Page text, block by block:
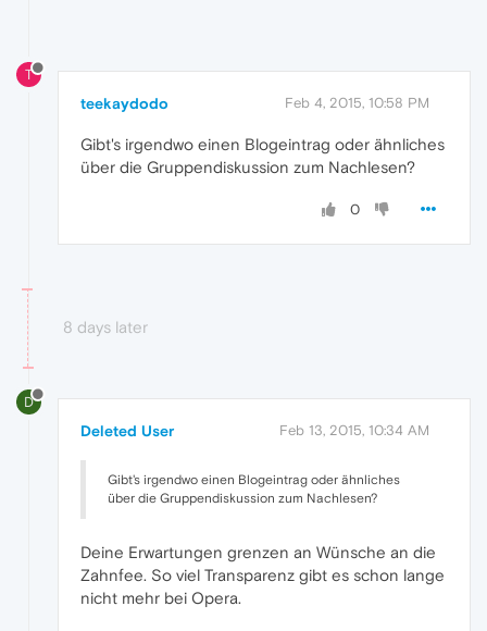
T
teekaydodo Feb 4, 2015, 10:58 PM
Gibt's irgendwo einen Blogeintrag oder ähnliches
über die Gruppendiskussion zum Nachlesen?
0
8 days later
D
Deleted User Feb 13, 2015, 10:34 AM
Gibt's irgendwo einen Blogeintrag oder ähnliches
über die Gruppendiskussion zum Nachlesen?
Deine Erwartungen grenzen an Wünsche an die
Zahnfee. So viel Transparenz gibt es schon lange
nicht mehr bei Opera.